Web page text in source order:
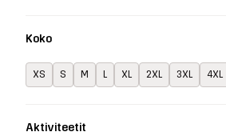
Koko
XS S M L XL 2XL 3XL 4XL
Aktiviteetit